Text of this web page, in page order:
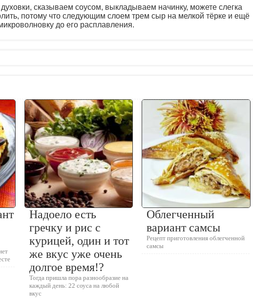
духовки, сказываем соусом, выкладываем начинку, можете слегка
потому что следующим слоем трем сыр на мелкой тёрке и ещё
до его расплавления.
Надоело есть
гречку и рис с
курицей, один и тот
же вкус уже очень
долгое время!?
Тогда пришла пора разнообразие на
каждый день: 22 соуса на любой
вкус
Облегченный
вариант самсы
Рецепт приготовления облегченной
самсы